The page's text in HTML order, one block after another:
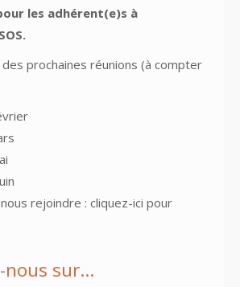
les adhérent(e)s à
prochaines réunions (à compter
rejoindre : cliquez-ici pour
nous sur…